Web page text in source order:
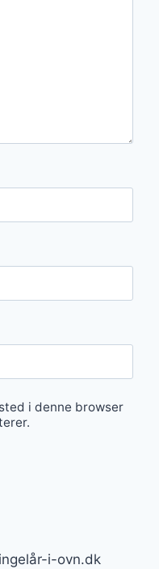
i denne browser
i-ovn.dk